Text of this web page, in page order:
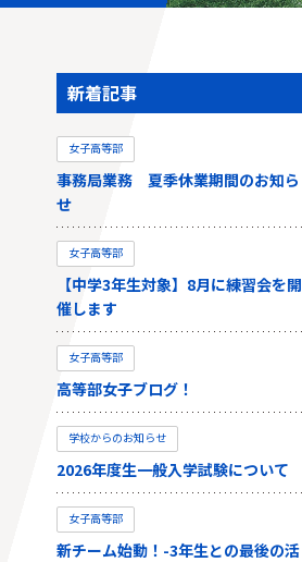
新着記事
女子高等部
事務局業務 夏季休業期間のお知ら
せ
女子高等部
【中学3年生対象】8月に練習会を開
催します
女子高等部
高等部女子ブログ！
学校からのお知らせ
2026年度生一般入学試験について
女子高等部
新チーム始動！-3年生との最後の活